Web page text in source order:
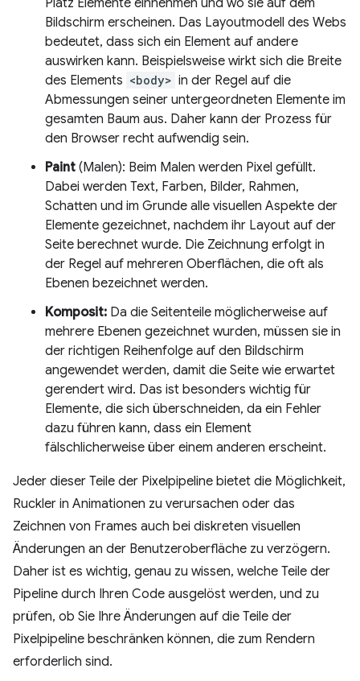
Platz Elemente einnehmen und wo sie auf dem
Bildschirm erscheinen. Das Layoutmodell des Webs
bedeutet, dass sich ein Element auf andere
auswirken kann. Beispielsweise wirkt sich die Breite
des Elements <body> in der Regel auf die
Abmessungen seiner untergeordneten Elemente im
gesamten Baum aus. Daher kann der Prozess für
den Browser recht aufwendig sein.
Paint (Malen): Beim Malen werden Pixel gefüllt.
Dabei werden Text, Farben, Bilder, Rahmen,
Schatten und im Grunde alle visuellen Aspekte der
Elemente gezeichnet, nachdem ihr Layout auf der
Seite berechnet wurde. Die Zeichnung erfolgt in
der Regel auf mehreren Oberflächen, die oft als
Ebenen bezeichnet werden.
Komposit: Da die Seitenteile möglicherweise auf
mehrere Ebenen gezeichnet wurden, müssen sie in
der richtigen Reihenfolge auf den Bildschirm
angewendet werden, damit die Seite wie erwartet
gerendert wird. Das ist besonders wichtig für
Elemente, die sich überschneiden, da ein Fehler
dazu führen kann, dass ein Element
fälschlicherweise über einem anderen erscheint.
Jeder dieser Teile der Pixelpipeline bietet die Möglichkeit,
Ruckler in Animationen zu verursachen oder das
Zeichnen von Frames auch bei diskreten visuellen
Änderungen an der Benutzeroberfläche zu verzögern.
Daher ist es wichtig, genau zu wissen, welche Teile der
Pipeline durch Ihren Code ausgelöst werden, und zu
prüfen, ob Sie Ihre Änderungen auf die Teile der
Pixelpipeline beschränken können, die zum Rendern
erforderlich sind.